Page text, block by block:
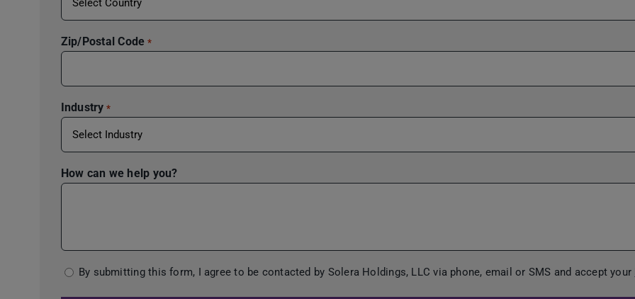
Zip/Postal Code *
Industry *
How can we help you?
Consent
By submitting this form, I agree to be contacted by Solera Holdings, LLC via phone, email or SMS and accept your